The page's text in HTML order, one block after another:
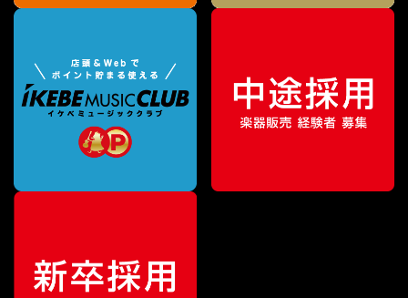
販売価格¥38,500（税込）